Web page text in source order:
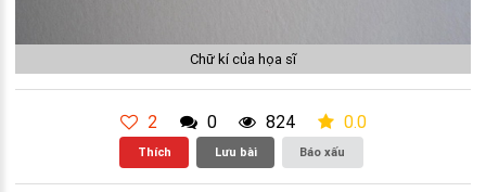
Chữ kí của họa sĩ
2 0 824 0.0
Thích Lưu bài Báo xấu